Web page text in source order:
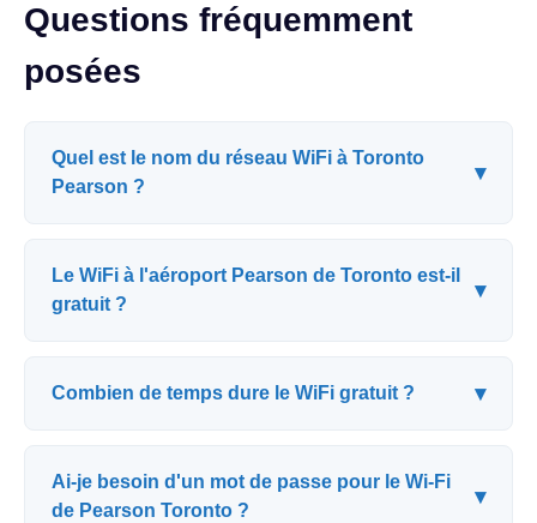
Questions fréquemment
posées
Quel est le nom du réseau WiFi à Toronto
Pearson ?
▾
Le WiFi à l'aéroport Pearson de Toronto est-il
gratuit ?
▾
Combien de temps dure le WiFi gratuit ? ▾
Ai-je besoin d'un mot de passe pour le Wi-Fi
de Pearson Toronto ?
▾